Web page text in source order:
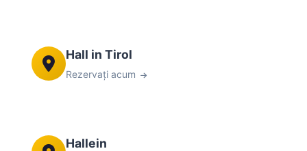
Hall in Tirol
Rezervați acum
Hallein